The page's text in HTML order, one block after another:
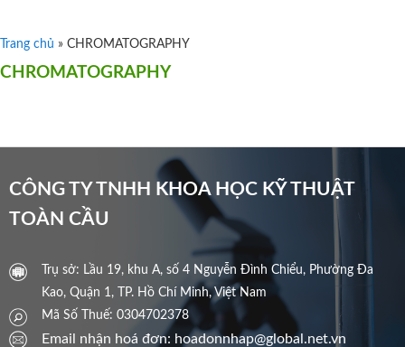
Trang chủ » CHROMATOGRAPHY
CHROMATOGRAPHY
CÔNG TY TNHH KHOA HỌC KỸ THUẬT
TOÀN CẦU
Trụ sở: Lầu 19, khu A, số 4 Nguyễn Đình Chiểu, Phường Đa
Kao, Quận 1, TP. Hồ Chí Minh, Việt Nam
Mã Số Thuế: 0304702378
Email nhận hoá đơn: hoadonnhap@global.net.vn